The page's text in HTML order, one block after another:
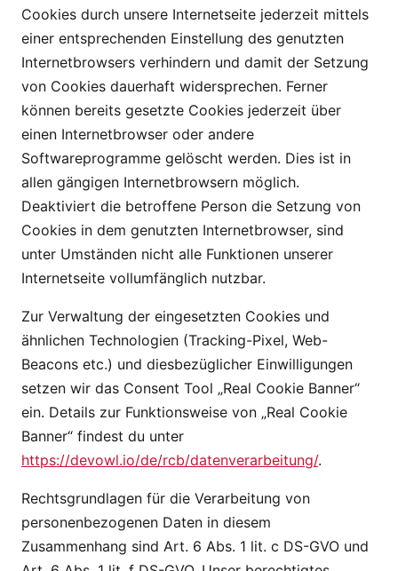
Cookies durch unsere Internetseite jederzeit mittels
einer entsprechenden Einstellung des genutzten
Internetbrowsers verhindern und damit der Setzung
von Cookies dauerhaft widersprechen. Ferner
können bereits gesetzte Cookies jederzeit über
einen Internetbrowser oder andere
Softwareprogramme gelöscht werden. Dies ist in
allen gängigen Internetbrowsern möglich.
Deaktiviert die betroffene Person die Setzung von
Cookies in dem genutzten Internetbrowser, sind
unter Umständen nicht alle Funktionen unserer
Internetseite vollumfänglich nutzbar.
Zur Verwaltung der eingesetzten Cookies und
ähnlichen Technologien (Tracking-Pixel, Web-
Beacons etc.) und diesbezüglicher Einwilligungen
setzen wir das Consent Tool „Real Cookie Banner“
ein. Details zur Funktionsweise von „Real Cookie
Banner“ findest du unter
https://devowl.io/de/rcb/datenverarbeitung/.
Rechtsgrundlagen für die Verarbeitung von
personenbezogenen Daten in diesem
Zusammenhang sind Art. 6 Abs. 1 lit. c DS-GVO und